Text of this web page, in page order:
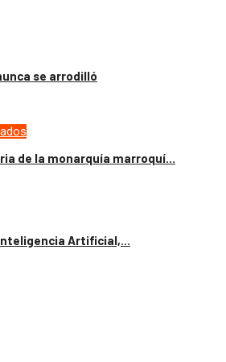
se arrodilló
de la monarquía marroquí...
Artificial,...